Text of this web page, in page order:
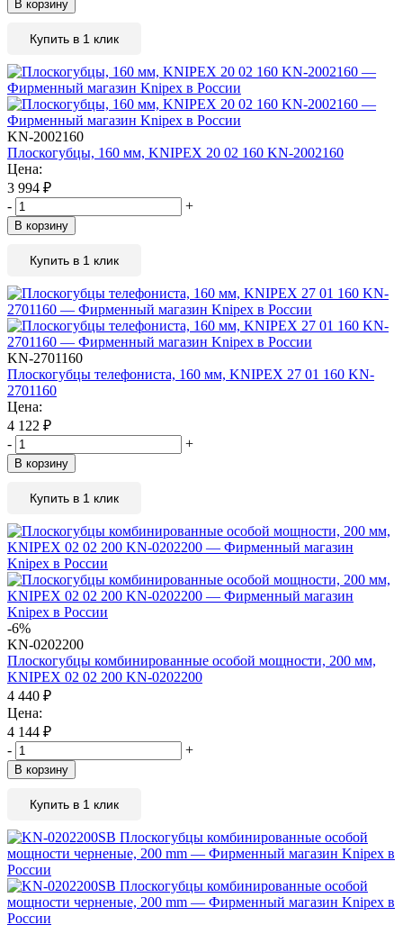
В корзину
Купить в 1 клик
KN-2002160
Плоскогубцы, 160 мм, KNIPEX 20 02 160 KN-2002160
Цена:
3 994 ₽
-
+
В корзину
Купить в 1 клик
KN-2701160
Плоскогубцы телефониста, 160 мм, KNIPEX 27 01 160 KN-
2701160
Цена:
4 122 ₽
-
+
В корзину
Купить в 1 клик
-6%
KN-0202200
Плоскогубцы комбинированные особой мощности, 200 мм,
KNIPEX 02 02 200 KN-0202200
4 440 ₽
Цена:
4 144 ₽
-
+
В корзину
Купить в 1 клик